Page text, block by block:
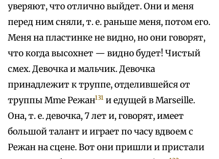
уверяют, что отлично выйдет. Они и меня
перед ним сняли, т. е. раньше меня, потом его.
Меня на пластинке не видно, но они говорят,
что когда высохнет — видно будет! Чистый
смех. Девочка и мальчик. Девочка
принадлежит к труппе, отделившейся от
труппы Mme Режан131 и едущей в Marseille.
Она, т. е. девочка, 7 лет и, говорят, имеет
большой талант и играет по часу вдвоем с
Режан на сцене. Вот они пришли и пристали